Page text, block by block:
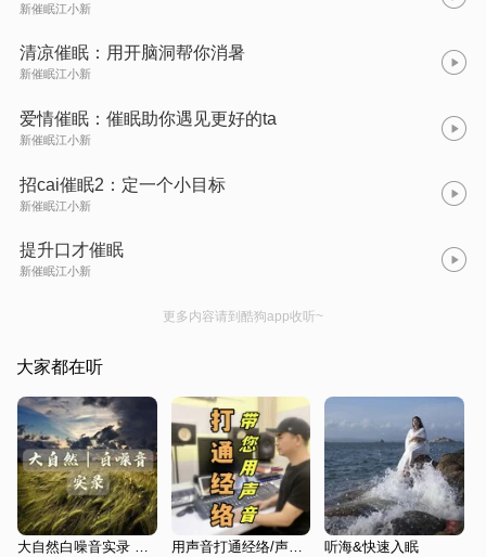
新催眠江小新
清凉催眠：用开脑洞帮你消暑
新催眠江小新
爱情催眠：催眠助你遇见更好的ta
新催眠江小新
招cai催眠2：定一个小目标
新催眠江小新
提升口才催眠
新催眠江小新
更多内容请到酷狗app收听~
大家都在听
大自然白噪音实录 助眠放松 用声音打通经络/声音疗愈 听海&快速入眠